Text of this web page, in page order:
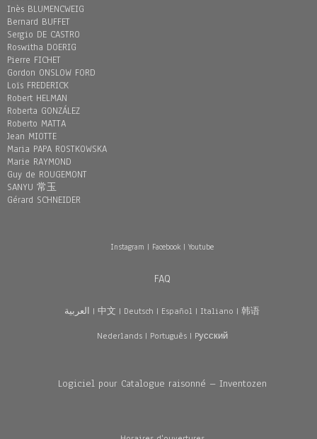
Inès BLUMENCWEIG
Bernard BUFFET
Sergio DE CASTRO
Roswitha DOERIG
Pierre FICHET
Gordon ONSLOW FORD
Loïs FREDERICK
Robert HELMAN
Roberta GONZÁLEZ
Roberto MATTA
Jean MIOTTE
Maria PAPA ROSTKOWSKA
Marie RAYMOND
Guy de ROUGEMONT
SANYU 常玉
Gérard SCHNEIDER
Instagram | Facebook| Youtube
FAQ
العربية | 中文 | Deutsch | Español | Italiano | 韩语
Nederlands| Português| Pусский
Logiciel pour Catalogue raisonné – Inventozen